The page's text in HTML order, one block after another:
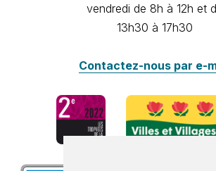
vendredi de 8h à 12h et
13h30 à 17h30
Contactez-nous par e-